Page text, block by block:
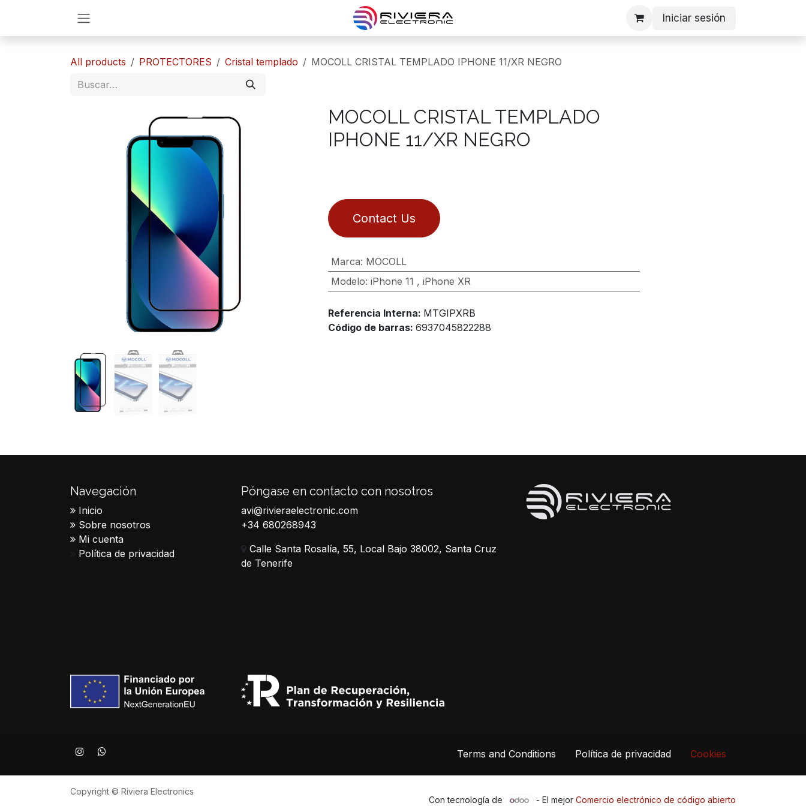
Iniciar sesión
All products PROTECTORES ​​Cristal templado MOCOLL CRISTAL TEMPLADO IPHONE 11/XR NEGRO
MOCOLL CRISTAL TEMPLADO
IPHONE 11/XR NEGRO
Contact Us
Marca: MOCOLL
Modelo: iPhone 11 , iPhone XR
Referencia Interna: MTGIPXRB
Código de barras: 6937045822288
Navegación
Inicio
Sobre nosotros
Mi cuenta
Política de privacidad
Póngase en contacto con nosotros
avi@rivieraelectronic.com
+34 680268943
Calle Santa Rosalía, 55, Local Bajo 38002, Santa Cruz
de Tenerife
Terms and Conditions Política de privacidad Cookies
Copyright © Riviera Electronics
Con tecnología de
- El mejor Comercio electrónico de código abierto